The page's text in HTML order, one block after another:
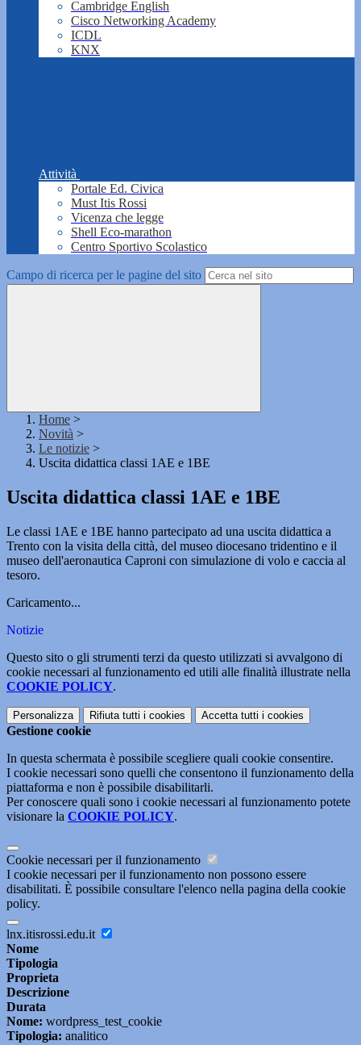
Cambridge English
Cisco Networking Academy
ICDL
KNX
Attività
Portale Ed. Civica
Must Itis Rossi
Vicenza che legge
Shell Eco-marathon
Centro Sportivo Scolastico
Campo di ricerca per le pagine del sito
Home >
Novità >
Le notizie >
Uscita didattica classi 1AE e 1BE
Uscita didattica classi 1AE e 1BE
Le classi 1AE e 1BE hanno partecipato ad una uscita didattica a
Trento con la visita della città, del museo diocesano tridentino e il
museo dell'aeronautica Caproni con simulazione di volo e caccia al
tesoro.
Caricamento...
Notizie
Questo sito o gli strumenti terzi da questo utilizzati si avvalgono di
cookie necessari al funzionamento ed utili alle finalità illustrate nella
COOKIE POLICY.
Personalizza Rifiuta tutti i cookies Accetta tutti i cookies
Gestione cookie
In questa schermata è possibile scegliere quali cookie consentire.
I cookie necessari sono quelli che consentono il funzionamento della
piattaforma e non è possibile disabilitarli.
Per conoscere quali sono i cookie necessari al funzionamento potete
visionare la COOKIE POLICY.
Cookie necessari per il funzionamento
I cookie necessari per il funzionamento non possono essere
disabilitati. È possibile consultare l'elenco nella pagina della cookie
policy.
lnx.itisrossi.edu.it
Nome
Tipologia
Proprieta
Descrizione
Durata
Nome: wordpress_test_cookie
Tipologia: analitico